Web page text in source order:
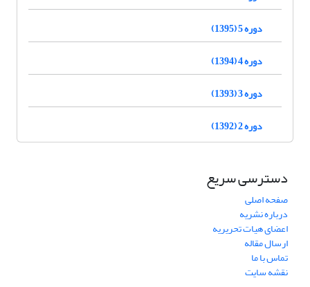
دوره 5 (1395)
دوره 4 (1394)
دوره 3 (1393)
دوره 2 (1392)
دسترسی سریع
صفحه اصلی
درباره نشریه
اعضای هیات تحریریه
ارسال مقاله
تماس با ما
نقشه سایت